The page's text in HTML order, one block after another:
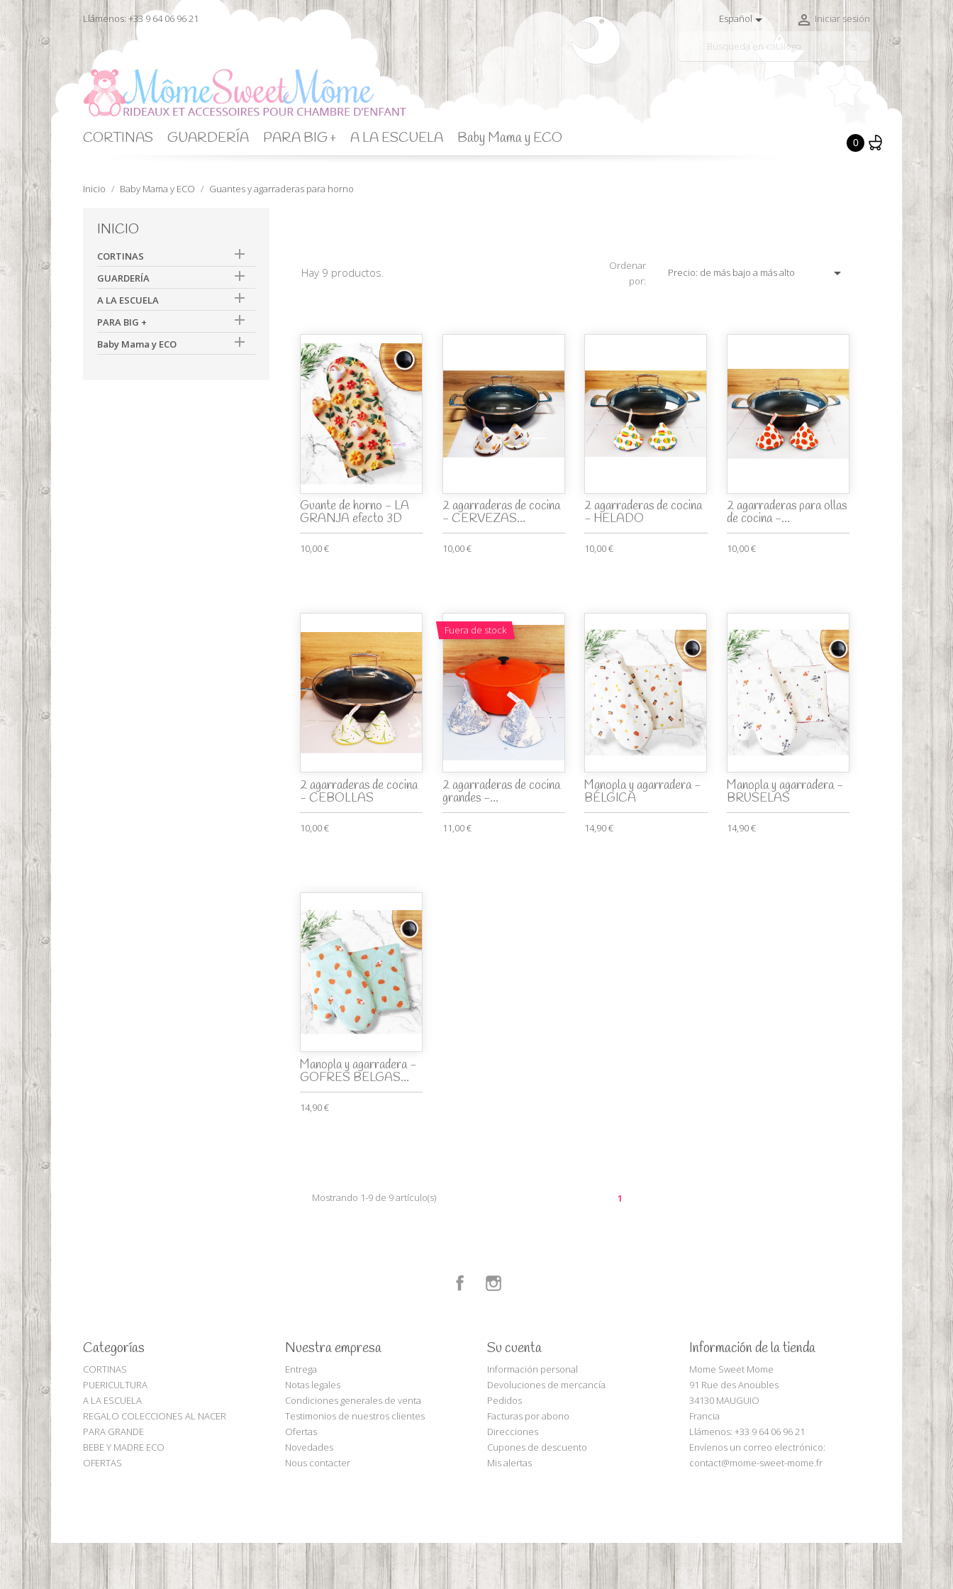
Llámenos: +33 9 64 06 96 21 Español  Iniciar sesión

CORTINAS GUARDERÍA PARA BIG + A LA ESCUELA Baby Mama y ECO 0
Inicio Baby Mama y ECO Guantes y agarraderas para horno
INICIO
CORTINAS 
GUARDERÍA 
A LA ESCUELA 
PARA BIG + 
Baby Mama y ECO 
Hay 9 productos.
Ordenar
por:
Precio: de más bajo a más alto 
Guante de horno - LA
GRANJA efecto 3D
10,00 €
2 agarraderas de cocina
- CERVEZAS...
10,00 €
2 agarraderas de cocina
- HELADO
10,00 €
2 agarraderas para ollas
de cocina -...
10,00 €
2 agarraderas de cocina
- CEBOLLAS
10,00 €
Fuera de stock
2 agarraderas de cocina
grandes -...
11,00 €
Manopla y agarradera -
BÉLGICA
14,90 €
Manopla y agarradera -
BRUSELAS
14,90 €
Manopla y agarradera -
GOFRES BELGAS...
14,90 €
Mostrando 1-9 de 9 artículo(s) 1
Facebook
Categorías
CORTINAS
PUERICULTURA
A LA ESCUELA
REGALO COLECCIONES AL NACER
PARA GRANDE
BEBE Y MADRE ECO
OFERTAS
Nuestra empresa
Entrega
Notas legales
Condiciones generales de venta
Testimonios de nuestros clientes
Ofertas
Novedades
Nous contacter
Su cuenta
Información personal
Devoluciones de mercancía
Pedidos
Facturas por abono
Direcciones
Cupones de descuento
Mis alertas
Información de la tienda
Mome Sweet Mome
91 Rue des Anoubles
34130 MAUGUIO
Francia
Llámenos: +33 9 64 06 96 21
Envíenos un correo electrónico:
contact@mome-sweet-mome.fr